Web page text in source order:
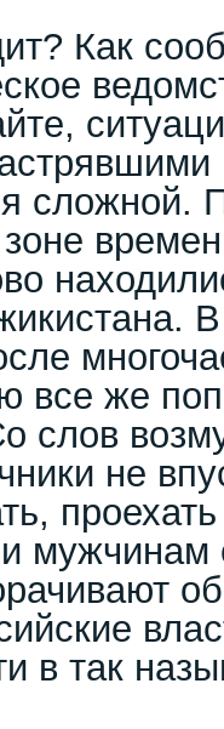
Как
сложной.
все же
слов
не
мужчинам
в так